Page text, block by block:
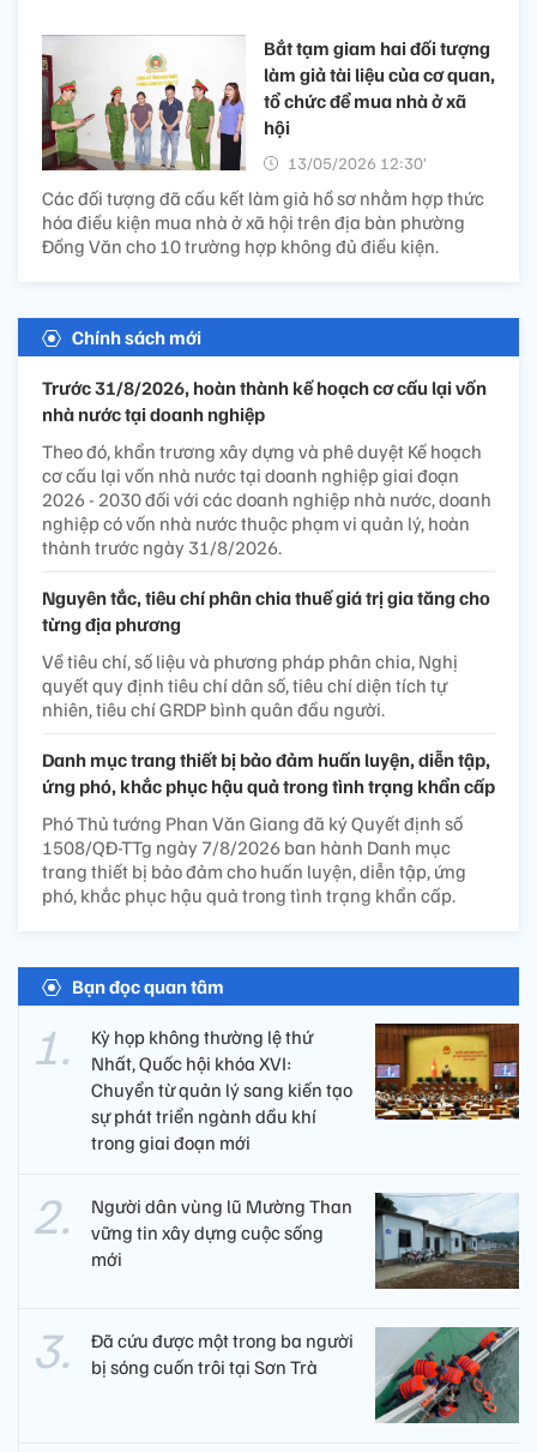
Bắt tạm giam hai đối tượng
làm giả tài liệu của cơ quan,
tổ chức để mua nhà ở xã
hội
13/05/2026 12:30’
Các đối tượng đã cấu kết làm giả hồ sơ nhằm hợp thức
hóa điều kiện mua nhà ở xã hội trên địa bàn phường
Đồng Văn cho 10 trường hợp không đủ điều kiện.
Chính sách mới
Trước 31/8/2026, hoàn thành kế hoạch cơ cấu lại vốn
nhà nước tại doanh nghiệp
Theo đó, khẩn trương xây dựng và phê duyệt Kế hoạch
cơ cấu lại vốn nhà nước tại doanh nghiệp giai đoạn
2026 - 2030 đối với các doanh nghiệp nhà nước, doanh
nghiệp có vốn nhà nước thuộc phạm vi quản lý, hoàn
thành trước ngày 31/8/2026.
Nguyên tắc, tiêu chí phân chia thuế giá trị gia tăng cho
từng địa phương
Về tiêu chí, số liệu và phương pháp phân chia, Nghị
quyết quy định tiêu chí dân số, tiêu chí diện tích tự
nhiên, tiêu chí GRDP bình quân đầu người.
Danh mục trang thiết bị bảo đảm huấn luyện, diễn tập,
ứng phó, khắc phục hậu quả trong tình trạng khẩn cấp
Phó Thủ tướng Phan Văn Giang đã ký Quyết định số
1508/QĐ-TTg ngày 7/8/2026 ban hành Danh mục
trang thiết bị bảo đảm cho huấn luyện, diễn tập, ứng
phó, khắc phục hậu quả trong tình trạng khẩn cấp.
Bạn đọc quan tâm
Kỳ họp không thường lệ thứ
Nhất, Quốc hội khóa XVI:
Chuyển từ quản lý sang kiến tạo
sự phát triển ngành dầu khí
trong giai đoạn mới
Người dân vùng lũ Mường Than
vững tin xây dựng cuộc sống
mới
Đã cứu được một trong ba người
bị sóng cuốn trôi tại Sơn Trà